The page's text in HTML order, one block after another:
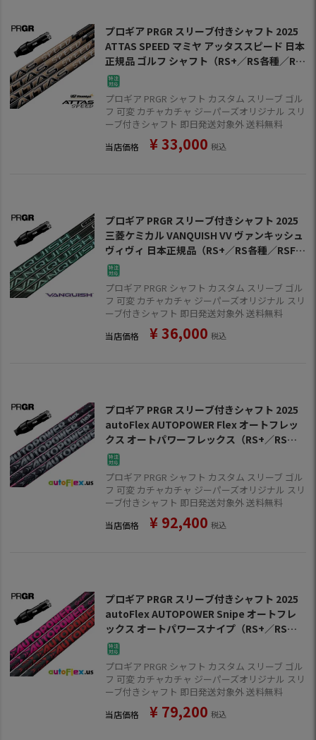
プロギア PRGR スリーブ付きシャフト 2025
ATTAS SPEED マミヤ アッタススピード 日本
正規品 ゴルフ シャフト（RS+／RS各種／RS
F各種）
プロギア PRGR シャフト カスタム スリーブ ゴル
フ 可変 カチャカチャ ジーパーズオリジナル スリ
ーブ付きシャフト 即日発送対象外 送料無料
当店価格 ¥33,000 税込
プロギア PRGR スリーブ付きシャフト 2025
三菱ケミカル VANQUISH VV ヴァンキッシュ
ヴィヴィ 日本正規品（RS+／RS各種／RSF各
種 ）
プロギア PRGR シャフト カスタム スリーブ ゴル
フ 可変 カチャカチャ ジーパーズオリジナル スリ
ーブ付きシャフト 即日発送対象外 送料無料
当店価格 ¥36,000 税込
プロギア PRGR スリーブ付きシャフト 2025
autoFlex AUTOPOWER Flex オートフレッ
クス オートパワーフレックス（RS+／RS各
種／RSF各種）
プロギア PRGR シャフト カスタム スリーブ ゴル
フ 可変 カチャカチャ ジーパーズオリジナル スリ
ーブ付きシャフト 即日発送対象外 送料無料
当店価格 ¥ 92,400 税込
プロギア PRGR スリーブ付きシャフト 2025
autoFlex AUTOPOWER Snipe オートフレ
ックス オートパワースナイプ（RS+／RS各
種／RSF各種）
プロギア PRGR シャフト カスタム スリーブ ゴル
フ 可変 カチャカチャ ジーパーズオリジナル スリ
ーブ付きシャフト 即日発送対象外 送料無料
当店価格 ¥ 79,200 税込